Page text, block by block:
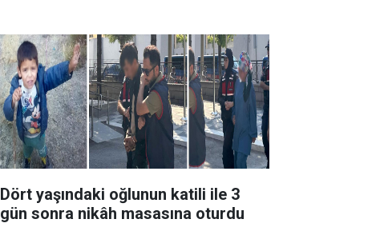
Dört yaşındaki oğlunun katili ile 3
gün sonra nikâh masasına oturdu